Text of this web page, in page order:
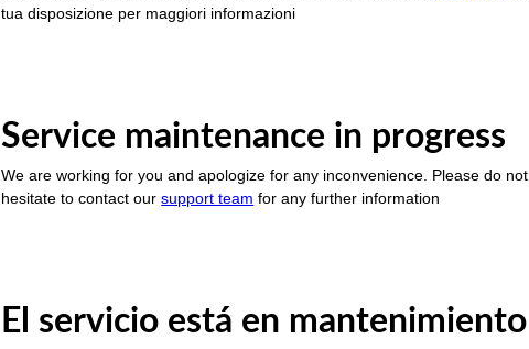
tua disposizione per maggiori informazioni
Service maintenance in progress
We are working for you and apologize for any inconvenience. Please do not
hesitate to contact oursupport team for any further information
El servicio está en mantenimiento